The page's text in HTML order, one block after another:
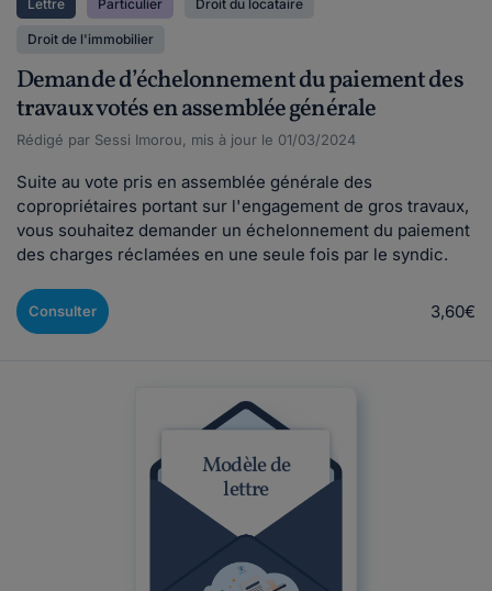
Lettre Particulier Droit du locataire
Droit de l'immobilier
Demande d’échelonnement du paiement des
travaux votés en assemblée générale
Rédigé par Sessi Imorou, mis à jour le 01/03/2024
Suite au vote pris en assemblée générale des
copropriétaires portant sur l'engagement de gros travaux,
vous souhaitez demander un échelonnement du paiement
des charges réclamées en une seule fois par le syndic.
Consulter 3,60€
Modèle de
lettre